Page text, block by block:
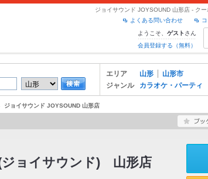
ジョイサウンド JOYSOUND 山形店 - ク
よくある問い合わせ
ようこそ、 ゲスト さん
会員登録する（無料）
エリア 山形
山形市
ジャンル
カラオケ・パーティ
ジョイサウンド JOYSOUND 山形店
ョイサウンド) 山形店